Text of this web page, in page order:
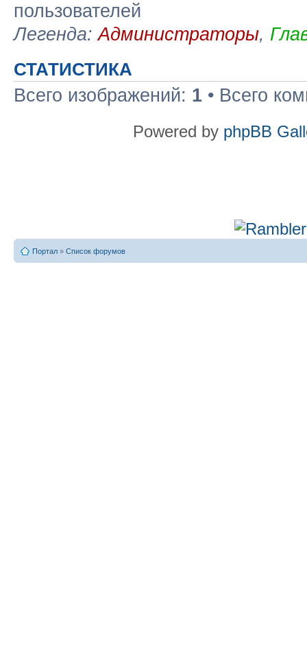
пользователей
Легенда:Администраторы,
СТАТИСТИКА
Всего изображений: 1 • Всего
Powered by phpBB
Портал » Список форумов